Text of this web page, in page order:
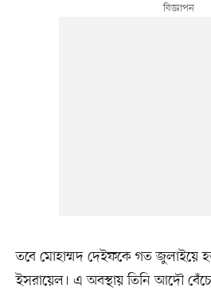
তবে মোহাম্মদ দেইফকে গত জুলাইয়ে
ইসরায়েল। এ অবস্থায় তিনি আদৌ